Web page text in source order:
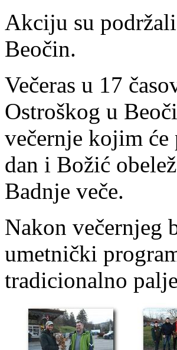
Akciju su
Beočin.
Večeras u 17
Ostroškog u
večernje kojim
dan i Božić
Badnje veče.
Nakon večernjeg
umetnički
tradicionalno